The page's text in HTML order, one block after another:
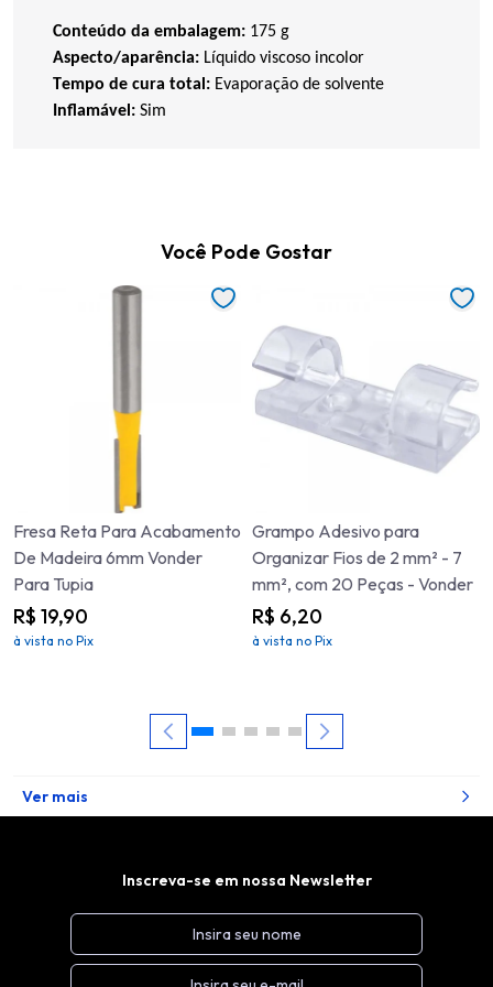
Conteúdo da embalagem: 175 g
Aspecto/aparência: Líquido viscoso incolor
Tempo de cura total: Evaporação de solvente
Inflamável: Sim
Você Pode Gostar
Fresa Reta Para Acabamento
De Madeira 6mm Vonder
Para Tupia
R$ 19,90
à vista no Pix
Grampo Adesivo para
Organizar Fios de 2 mm² - 7
mm², com 20 Peças - Vonder
R$ 6,20
à vista no Pix
Ver mais
Inscreva-se em nossa Newsletter